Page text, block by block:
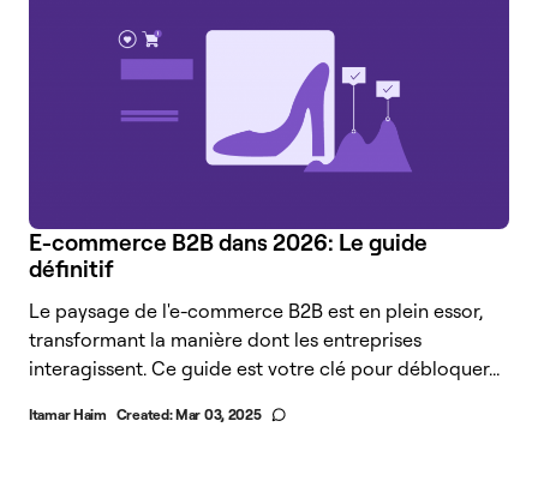
E-commerce B2B dans 2026: Le guide
définitif
Le paysage de l'e-commerce B2B est en plein essor,
transformant la manière dont les entreprises
interagissent. Ce guide est votre clé pour débloquer...
Itamar Haim Created:Mar 03, 2025